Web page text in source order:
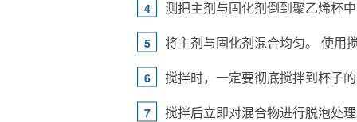
测把主剂与固化剂倒到聚乙烯杯
将主剂与固化剂混合均匀。 使用
搅拌时，一定要彻底搅拌到杯子
搅拌后立即对混合物进行脱泡处